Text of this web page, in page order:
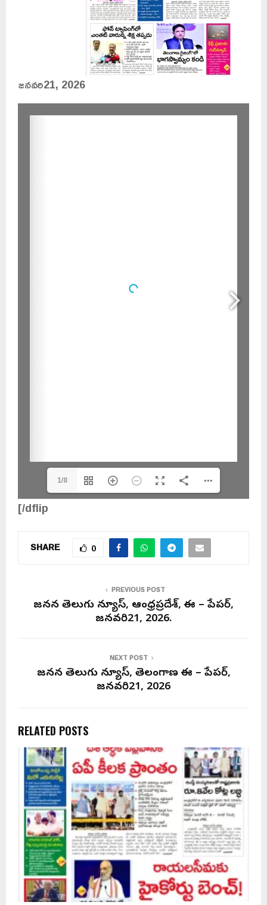
జనవరి21, 2026
1/8
[/dflip
SHARE 0
PREVIOUS POST
జనసేన తెలుగు న్యూస్, ఆంధ్రప్రదేశ్, ఈ – పేపర్,
జనవరి21, 2026.
NEXT POST
జనసేన తెలుగు న్యూస్, తెలంగాణ ఈ – పేపర్,
జనవరి21, 2026
RELATED POSTS